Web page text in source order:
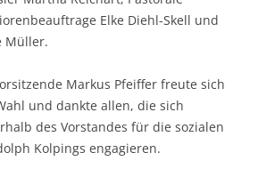
Elke Diehl-Skell und
Müller.
Markus Pfeiffer freute sich
und dankte allen, die sich
des Vorstandes für die sozialen
Kolpings engagieren.